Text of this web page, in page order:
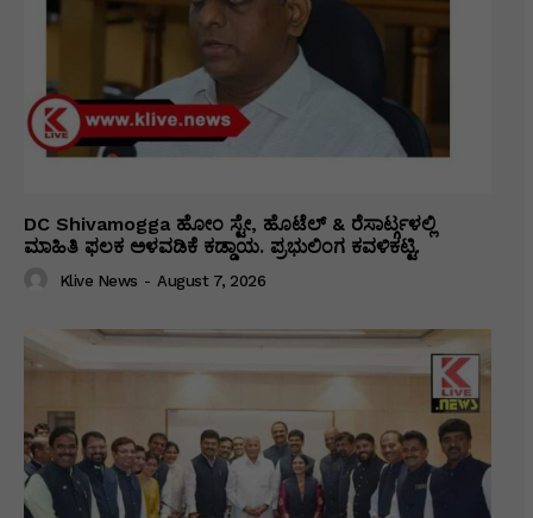
DC Shivamogga ಹೋಂ ಸ್ಟೇ, ಹೊಟೆಲ್ & ರೆಸಾರ್ಟ್ಗಳಲ್ಲಿ
ಮಾಹಿತಿ ಫಲಕ ಅಳವಡಿಕೆ ಕಡ್ಡಾಯ. ಪ್ರಭುಲಿಂಗ ಕವಳಿಕಟ್ಟಿ.
Klive News - August 7, 2026